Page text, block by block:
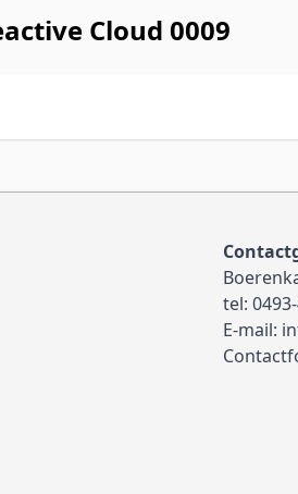
Cloud 0009
tel:
E-mail: